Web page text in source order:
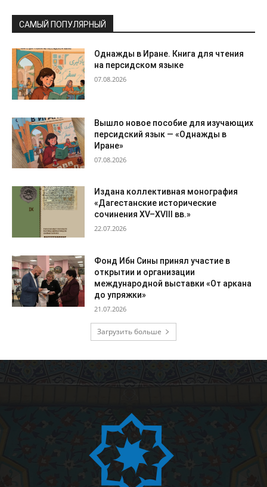
САМЫЙ ПОПУЛЯРНЫЙ
Однажды в Иране. Книга для чтения
на персидском языке
07.08.2026
Вышло новое пособие для изучающих
персидский язык — «Однажды в
Иране»
07.08.2026
Издана коллективная монография
«Дагестанские исторические
сочинения XV–XVIII вв.»
22.07.2026
Фонд Ибн Сины принял участие в
открытии и организации
международной выставки «От аркана
до упряжки»
21.07.2026
Загрузить больше